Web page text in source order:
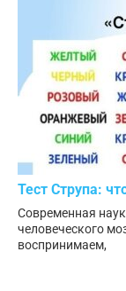
Тест Струпа:
Современная
человеческого
воспринимаем,